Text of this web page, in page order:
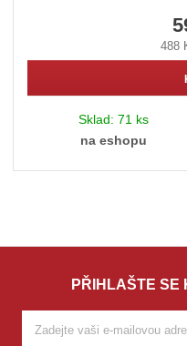
488
Sklad: 71 ks
na eshopu
PŘIHLAŠTE SE